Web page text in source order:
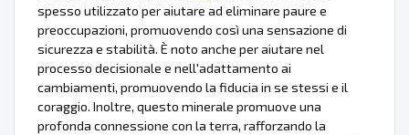
spesso utilizzato per aiutare ad eliminare paure e
preoccupazioni, promuovendo così una sensazione di
sicurezza e stabilità. È noto anche per aiutare nel
processo decisionale e nell'adattamento ai
cambiamenti, promuovendo la fiducia in se stessi e il
coraggio. Inoltre, questo minerale promuove una
profonda connessione con la terra, rafforzando la